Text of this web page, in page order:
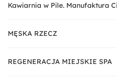
Kawiarnia w Pile. Manufaktura
MĘSKA RZECZ
REGENERACJA MIEJSKIE SPA